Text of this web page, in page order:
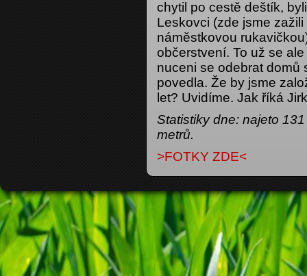
chytil po cestě deštík,
Leskovci (zde jsme
náměstkovou
občerstvení. To už se
nuceni se odebrat domů
povedla. Že by jsme
let? Uvidíme. Jak říká
Statistiky dne: najeto
metrů.
>FOTKY ZDE<